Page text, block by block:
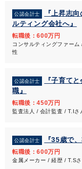
公認会計士
『上昇志
ルティング会社へ』
転職後：600万円
コンサルティングファー
性
公認会計士
『子育て
職』
転職後：450万円
監査法人 / 会計監査 / T.I
公認会計士 『35歳で
転職後：600万円
金属メーカー / 経歴 / T.S